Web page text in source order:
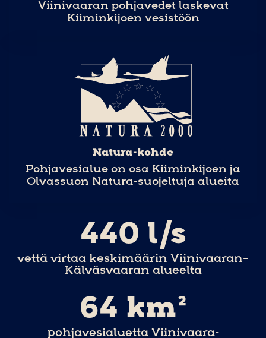
Viinivaaran pohjavedet laskevat
Kiiminkijoen vesistöön
Natura-kohde
Pohjavesialue on osa Kiiminkijoen ja
Olvassuon Natura-suojeltuja alueita
440 l/s
vettä virtaa keskimäärin Viinivaaran–
Kälväsvaaran alueelta
64 km²
pohjavesialuetta Viinivaara-